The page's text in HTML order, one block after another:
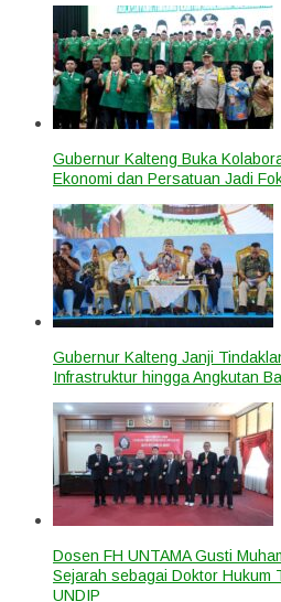
Gubernur Kalteng Buka
Ekonomi dan Persatuan Jadi
Gubernur Kalteng Janji
Infrastruktur hingga Angkutan
Dosen FH UNTAMA Gusti
Sejarah sebagai Doktor Hukum
UNDIP